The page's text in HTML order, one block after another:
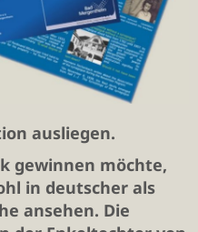
ausliegen.
gewinnen möchte,
in deutscher als
ansehen. Die